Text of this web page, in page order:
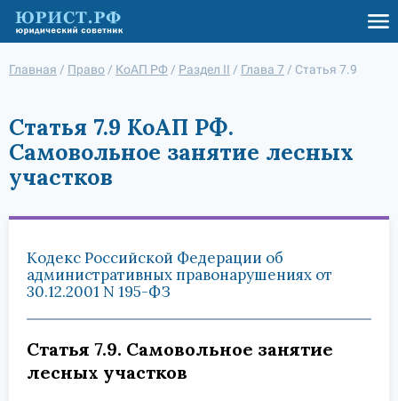
Главная / Право / КоАП РФ / Раздел II / Глава 7 / Статья 7.9
Статья 7.9 КоАП РФ.
Самовольное занятие лесных
участков
Кодекс Российской Федерации об
административных правонарушениях от
30.12.2001 N 195-ФЗ
Статья 7.9. Самовольное занятие
лесных участков